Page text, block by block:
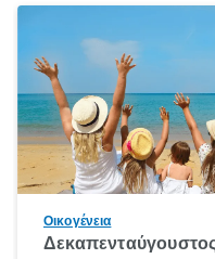
Οικογένεια